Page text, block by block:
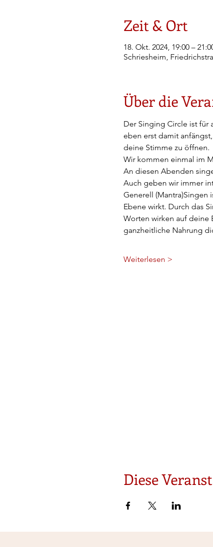
Zeit & Ort
18. Okt. 2024, 19:00 –
Schriesheim,
Über die
Der Singing Circle ist für
eben erst damit
deine Stimme zu öffnen.
Wir kommen einmal im
An diesen Abenden
Auch geben wir immer
Generell (Mantra)Singen
Ebene wirkt. Durch das
Worten wirken auf deine
ganzheitliche Nahrung
Weiterlesen >
Diese